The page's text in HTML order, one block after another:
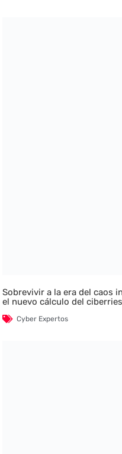
Sobrevivir a la era del caos
el nuevo cálculo del
Cyber Expertos